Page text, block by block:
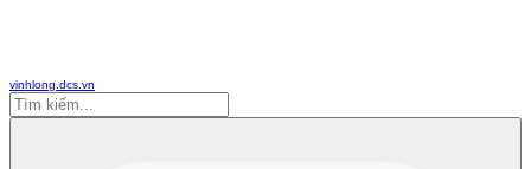
vinhlong.dcs.vn